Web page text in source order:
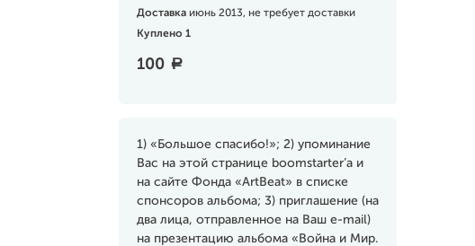
Доставка июнь 2013, не требует доставки
Куплено 1
100 a
1) «Большое спасибо!»; 2) упоминание
Вас на этой странице boomstarter’a и
на сайте Фонда «ArtBeat» в списке
спонсоров альбома; 3) приглашение (на
два лица, отправленное на Ваш e-mail)
на презентацию альбома «Война и Мир.